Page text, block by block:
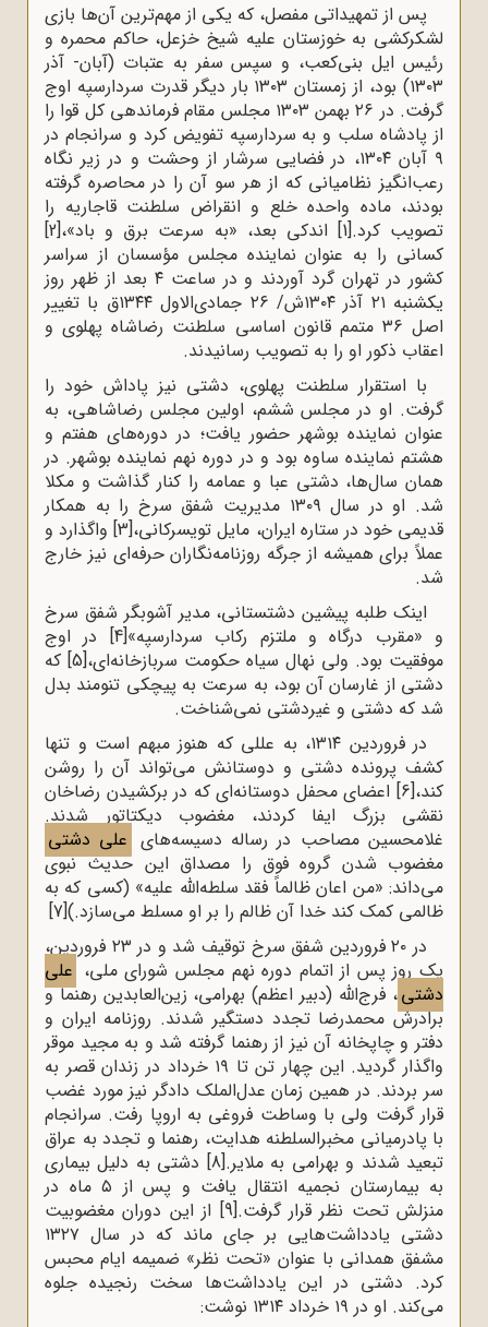
پس از تمهیداتی مفصل، که یکی از مهم‌ترین آن‌ها بازی
لشکرکشی به خوزستان علیه شیخ خزعل، حاکم محمره و
رئیس ایل بنی‌کعب، و سپس سفر به عتبات (آبان- آذر
۱۳۰۳) بود، از زمستان ۱۳۰۳ بار دیگر قدرت سردارسپه اوج
گرفت. در ۲۶ بهمن ۱۳۰۳ مجلس مقام فرماندهی کل قوا را
از پادشاه سلب و به سردارسپه تفویض کرد و سرانجام در
۹ آبان ۱۳۰۴، در فضایی سرشار از وحشت و در زیر نگاه
رعب‌انگیز نظامیانی که از هر سو آن را در محاصره گرفته
بودند، ماده واحده خلع و انقراض سلطنت قاجاریه را
تصویب کرد.[1] اندکی بعد، «به سرعت برق و باد»،[2]
کسانی را به عنوان نماینده مجلس مؤسسان از سراسر
کشور در تهران گرد آوردند و در ساعت ۴ بعد از ظهر روز
یکشنبه ۲۱ آذر ۱۳۰۴ش/ ۲۶ جمادی‌الاول ۱۳۴۴ق با تغییر
اصل ۳۶ متمم قانون اساسی سلطنت رضاشاه پهلوی و
اعقاب ذکور او را به تصویب رسانیدند.
با استقرار سلطنت پهلوی، دشتی نیز پاداش خود را
گرفت. او در مجلس ششم، اولین مجلس رضاشاهی، به
عنوان نماینده بوشهر حضور یافت؛ در دوره‌های هفتم و
هشتم نماینده ساوه بود و در دوره نهم نماینده بوشهر. در
همان سال‌ها، دشتی عبا و عمامه را کنار گذاشت و مکلا
شد. او در سال ۱۳۰۹ مدیریت شفق سرخ را به همکار
قدیمی خود در ستاره ایران، مایل تویسرکانی،[3] واگذارد و
عملاً برای همیشه از جرگه روزنامه‌نگاران حرفه‌ای نیز خارج
شد.
اینک طلبه پیشین دشتستانی، مدیر آشوبگر شفق سرخ
و «مقرب درگاه و ملتزم رکاب سردارسپه»[4]
در اوج
موفقیت بود. ولی نهال سیاه حکومت سربازخانه‌ای،[5]
که
دشتی از غارسان آن بود، به سرعت به پیچکی تنومند بدل
شد که دشتی و غیردشتی نمی‌شناخت.
در فروردین ۱۳۱۴، به عللی که هنوز مبهم است و تنها
کشف پرونده دشتی و دوستانش می‌تواند آن را روشن
کند،[6]
اعضای محفل دوستانه‌ای که در برکشیدن رضاخان
نقشی بزرگ ایفا کردند، مغضوب دیکتاتور شدند.
غلامحسین مصاحب در رساله دسیسه‌های علی دشتی
مغضوب شدن گروه فوق را مصداق این حدیث نبوی
می‌داند: «من اعان ظالماً فقد سلطه‌الله علیه» (کسی که به
ظالمی کمک کند خدا آن ظالم را بر او مسلط می‌سازد.)[7]
در ۲۰ فروردین شفق سرخ توقیف شد و در ۲۳ فروردین،
یک روز پس از اتمام دوره نهم مجلس شورای ملی، علی
دشتی، فرج‌الله (دبیر اعظم) بهرامی، زین‌العابدین رهنما و
برادرش محمدرضا تجدد دستگیر شدند. روزنامه ایران و
دفتر و چاپخانه آن نیز از رهنما گرفته شد و به مجید موقر
واگذار گردید. این چهار تن تا ۱۹ خرداد در زندان قصر به
سر بردند. در همین زمان عدل‌الملک دادگر نیز مورد غضب
قرار گرفت ولی با وساطت فروغی به اروپا رفت. سرانجام
با پادرمیانی مخبرالسلطنه هدایت، رهنما و تجدد به عراق
تبعید شدند و بهرامی به ملایر.[8]
دشتی به دلیل بیماری
به بیمارستان نجمیه انتقال یافت و پس از ۵ ماه در
منزلش تحت نظر قرار گرفت.[9]
از این دوران مغضوبیت
دشتی یادداشت‌هایی بر جای ماند که در سال ۱۳۲۷
مشفق همدانی با عنوان «تحت نظر» ضمیمه ایام محبس
کرد. دشتی در این یادداشت‌ها سخت رنجیده جلوه
می‌کند. او در ۱۹ خرداد ۱۳۱۴ نوشت: